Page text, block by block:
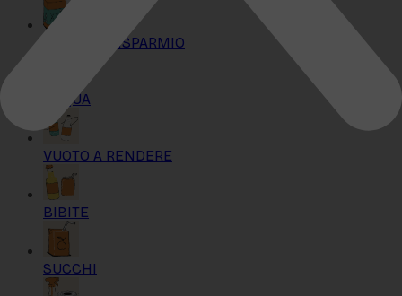
KIT MAXI RISPARMIO
ACQUA
VUOTO A RENDERE
BIBITE
SUCCHI